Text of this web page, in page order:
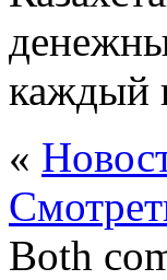
каждый
«
Both